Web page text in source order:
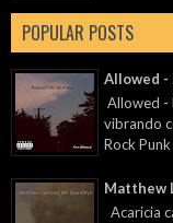
POPULAR POSTS
Allowed
Allowed -
vibrando
Rock Punk
Matthew
Acaricia